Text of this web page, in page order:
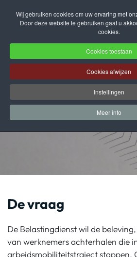
Wij gebruiken cookies om uw ervaring met
Door deze website te gebruiken gaat u
cookies.
Cookies toestaan
Cookies afwijzen
Instellingen
Meer info
Terug naar hoofdinhoud
De employee
van de
De vraag
De Belastingdienst wil de
van werknemers achterhalen die
arbeidsmobiliteitstraject stappen.